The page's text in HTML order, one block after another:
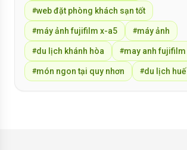
#web đặt phòng khách sạn tốt
#máy ảnh fujifilm x-a5 #máy ảnh
#du lịch khánh hòa #may anh fujifilm
#món ngon tại quy nhơn #du lịch huế